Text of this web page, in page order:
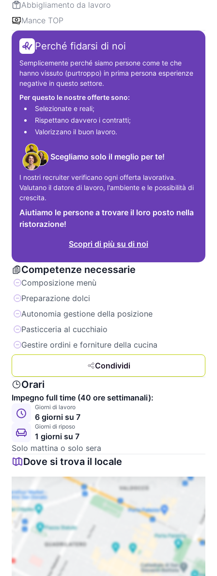
Abbigliamento da lavoro
Mance TOP
Perché fidarsi di noi
Semplicemente perché siamo persone come te che
hanno vissuto (purtroppo) in prima persona esperienze
negative in questo settore.
Per questo le nostre offerte sono:
Selezionate e reali;
Rispettano davvero i contratti;
Valorizzano il buon lavoro.
Scegliamo solo il meglio per te!
I nostri recruiter verificano ogni offerta lavorativa.
Valutano il datore di lavoro, l'ambiente e le possibilità di
crescita.
Aiutiamo le persone a trovare il loro posto nella
ristorazione!
Scopri di più su di noi
Competenze necessarie
Composizione menù
Preparazione dolci
Autonomia gestione della posizione
Pasticceria al cucchiaio
Gestire ordini e forniture della cucina
Condividi
Orari
Impegno full time (40 ore settimanali):
Giorni di lavoro
6 giorni su 7
Giorni di riposo
1 giorni su 7
Solo mattina o solo sera
Dove si trova il locale